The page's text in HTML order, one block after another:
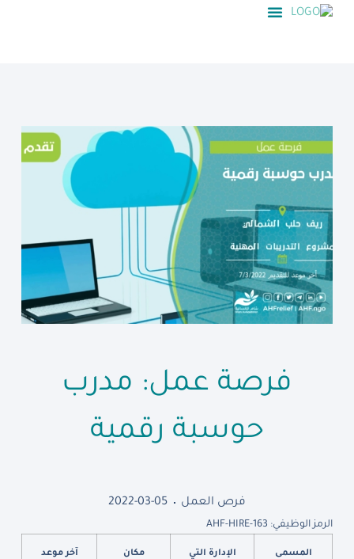
فرصة عمل: مدرب
حوسبة رقمية
فرص العمل 2022-03-05
الرمز الوظيفي: AHF-HIRE-163
المسمى
الإدارة التي
مكان
آخر موعد